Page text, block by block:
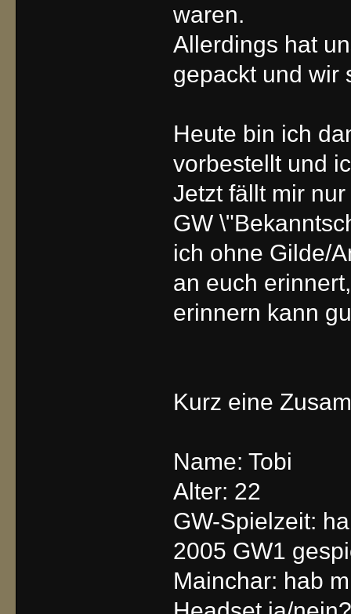
waren.
Allerdings hat
gepackt und wir
Heute bin ich
vorbestellt und
Jetzt fällt mir
GW
ich ohne Gilde/
an euch
erinnern kann
Kurz eine
Name: Tobi
Alter: 22
GW-Spielzeit:
2005 GW1
Mainchar: hab